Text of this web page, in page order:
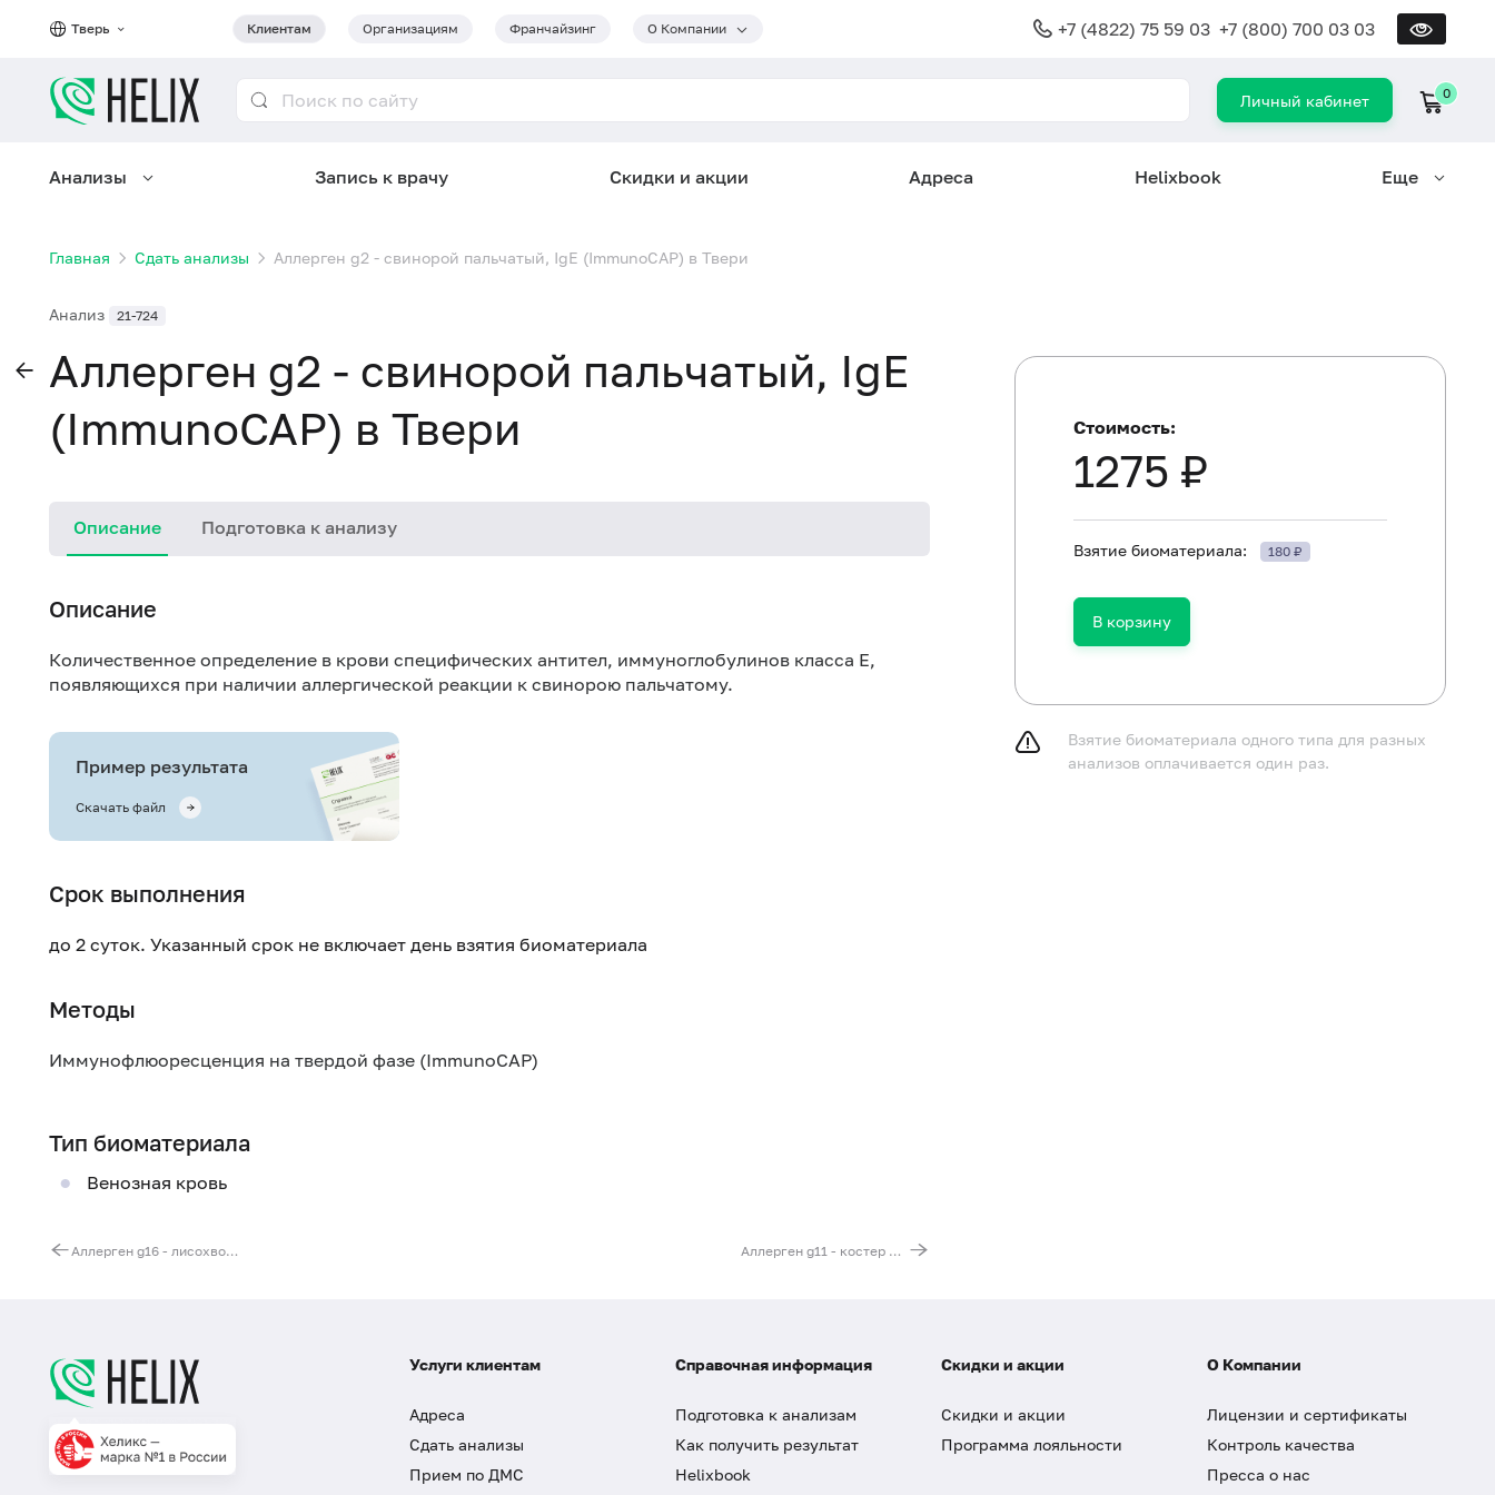
Тверь Клиентам Организациям Франчайзинг О Компании +7 (4822) 75 59 03 +7 (800) 700 03 03
Личный кабинет 0
Анализы Запись к врачу Скидки и акции Адреса Helixbook Еще
Главная Сдать анализы Аллерген g2 - свинорой пальчатый, IgE (ImmunoCAP) в Твери
Анализ 21-724
Аллерген g2 - свинорой пальчатый, IgE
(ImmunoCAP) в Твери
Описание Подготовка к анализу
Описание
Количественное определение в крови специфических антител, иммуноглобулинов класса E,
появляющихся при наличии аллергической реакции к свинорою пальчатому.
Пример результата
Скачать файл
Срок выполнения
до 2 суток. Указанный срок не включает день взятия биоматериала
Методы
Иммунофлюоресценция на твердой фазе (ImmunoCAP)
Тип биоматериала
Венозная кровь
Аллерген g16 - лисохвост луговой, IgE (ImmunoCAP) Аллерген g11 - костер полевой, IgE (ImmunoCAP)
Не курить в течение 30 минут до исследования.
Стоимость:
1275 ₽
Взятие биоматериала: 180 ₽
В корзину
Взятие биоматериала одного типа для разных
анализов оплачивается один раз.
Услуги клиентам
Адреса
Сдать анализы
Прием по ДМС
Справочная информация
Подготовка к анализам
Как получить результат
Helixbook
Скидки и акции
Скидки и акции
Программа лояльности
О Компании
Лицензии и сертификаты
Контроль качества
Пресса о нас